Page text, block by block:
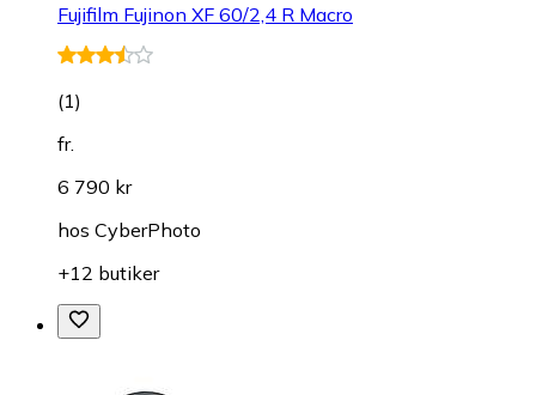
Fujifilm Fujinon XF 60/2,4 R Macro
(1)
fr.
6 790 kr
hos CyberPhoto
+12 butiker